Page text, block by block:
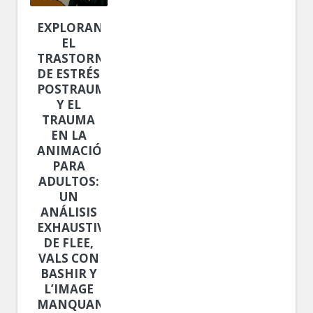
EXPLORANDO
EL
TRASTORNO
DE ESTRÉS
POSTRAUMÁTICO
Y EL
TRAUMA
EN LA
ANIMACIÓN
PARA
ADULTOS:
UN
ANÁLISIS
EXHAUSTIVO
DE FLEE,
VALS CON
BASHIR Y
L’IMAGE
MANQUANTE